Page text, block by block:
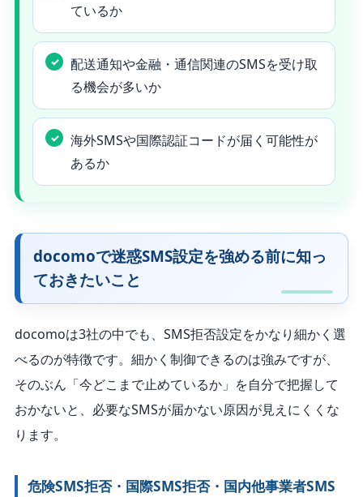
ているか
配送通知や金融・通信関連のSMSを受け取
る機会が多いか
海外SMSや国際認証コードが届く可能性が
あるか
docomoで迷惑SMS設定を強める前に知っ
ておきたいこと
docomoは3社の中でも、SMS拒否設定をかなり細かく選
べるのが特徴です。細かく制御できるのは強みですが、
そのぶん「今どこまで止めているか」を自分で把握して
おかないと、必要なSMSが届かない原因が見えにくくな
ります。
危険SMS拒否・国際SMS拒否・国内他事業者SMS